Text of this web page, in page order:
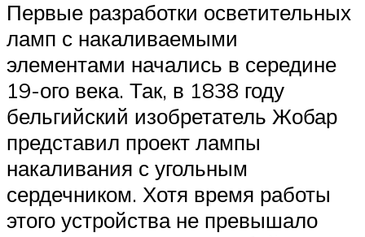
Первые разработки осветительных
ламп с накаливаемыми
элементами начались в середине
19-ого века. Так, в 1838 году
бельгийский изобретатель Жобар
представил проект лампы
накаливания с угольным
сердечником. Хотя время работы
этого устройства не превышало